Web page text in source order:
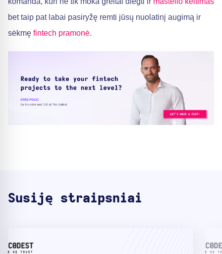
bet taip pat labai pasiryžę remti jūsų nuolatinį augimą ir
sėkmę fintech pramonė.
Susiję straipsniai